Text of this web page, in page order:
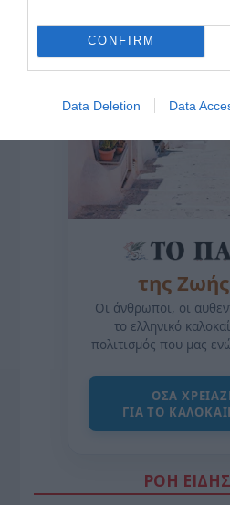
CONFIRM
Data Deletion Data
της
Οι άνθρωποι, οι
το ελληνικό
πολιτισμός που μας
ΌΣΑ
ΓΙΑ ΤΟ
ΡΟΗ